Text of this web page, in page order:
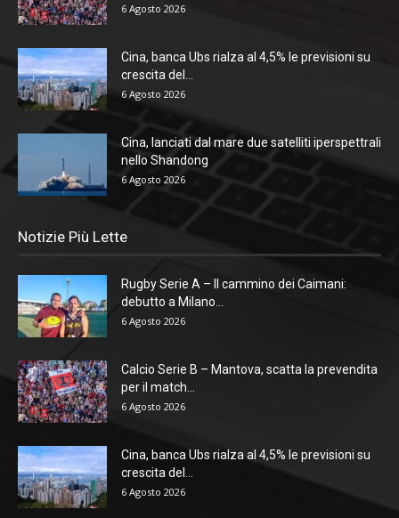
6 Agosto 2026
Cina, banca Ubs rialza al 4,5% le previsioni su
crescita del...
6 Agosto 2026
Cina, lanciati dal mare due satelliti iperspettrali
nello Shandong
6 Agosto 2026
Notizie Più Lette
Rugby Serie A – Il cammino dei Caimani:
debutto a Milano...
6 Agosto 2026
Calcio Serie B – Mantova, scatta la prevendita
per il match...
6 Agosto 2026
Cina, banca Ubs rialza al 4,5% le previsioni su
crescita del...
6 Agosto 2026